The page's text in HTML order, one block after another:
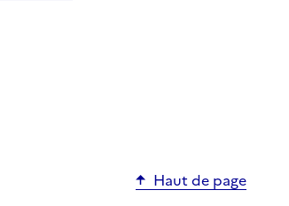
Haut de page